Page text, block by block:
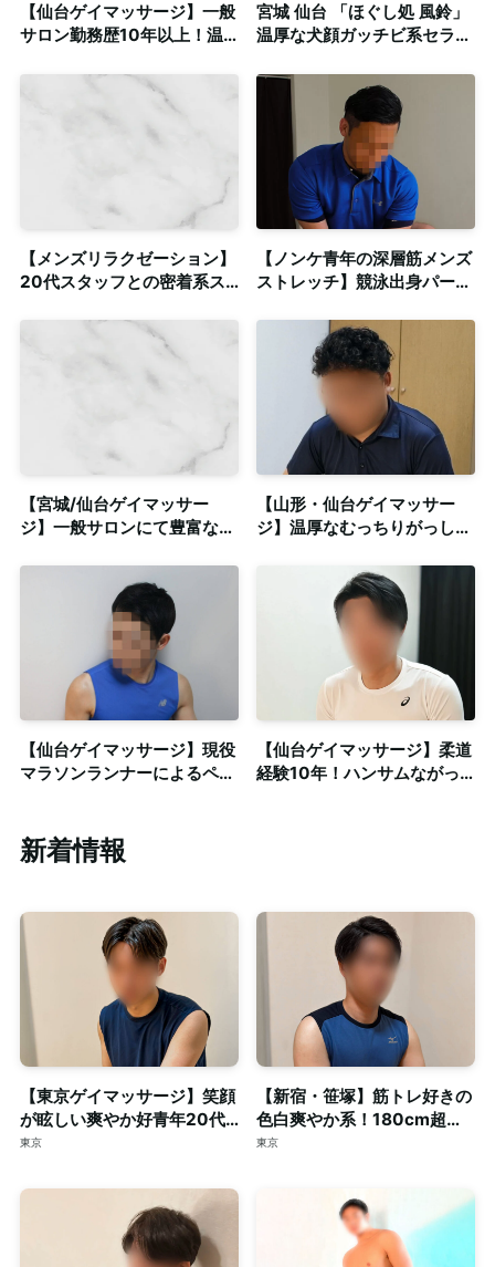
【仙台ゲイマッサージ】一般
サロン勤務歴10年以上！温
体◎個室完備
宮城 仙台 「ほぐし処 風鈴」
温厚な犬顔ガッチビ系セラピ
個室・出張可
【メンズリラクゼーション】
20代スタッフとの密着系ス
感のある個室も完備
【ノンケ青年の深層筋メンズ
ストレッチ】競泳出身パーソ
な明日へとリード
【宮城/仙台ゲイマッサー
ジ】一般サロンにて豊富な施
る本格リラクゼーション！◎
【山形・仙台ゲイマッサー
ジ】温厚なむっちりがっしり
溢れる密着施術◎山形出張専
門＆仙台個室あり
【仙台ゲイマッサージ】現役
マラソンランナーによるペア
【仙台ゲイマッサージ】柔道
経験10年！ハンサムながっ
新着情報
【東京ゲイマッサージ】笑顔
が眩しい爽やか好青年20代
スマート体型セラピスト◎清
東京
【新宿・笹塚】筋トレ好きの
色白爽やか系！180cm超え
の長身・がっちり体型セラピ
東京